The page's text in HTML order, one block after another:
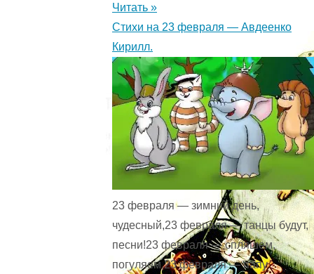
Читать »
Стихи на 23 февраля — Авдеенко
Кирилл.
23 февраля — зимний день,
чудесный,23 февраля — танцы будут,
песни!23 февраля — спляшем,
погуляем,23 февраля — папу